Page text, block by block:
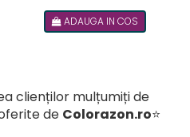
romana
ADAUGA IN COS
clienților mulțumiți de
de Colorazon.ro⭐